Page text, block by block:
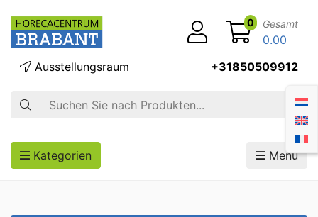
Suche
Ausstellungsraum +31850509912
0 Gesamt
0.00
Kategorien Menü